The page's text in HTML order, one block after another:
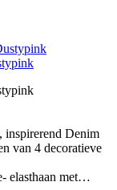
inspirerend Denim
van 4 decoratieve
elasthaan met…